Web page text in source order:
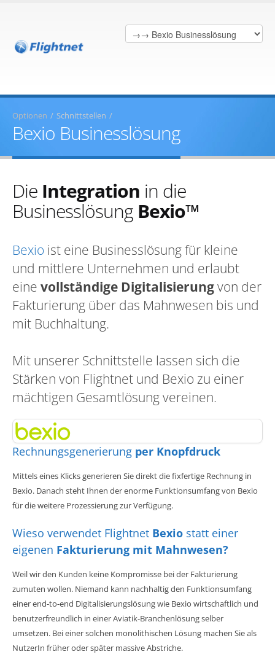
Optionen / Schnittstellen /
Bexio Businesslösung
Die Integration in die
Businesslösung Bexio™
Bexio ist eine Businesslösung für kleine
und mittlere Unternehmen und erlaubt
eine vollständige Digitalisierungvon der
Fakturierung über das Mahnwesen bis und
mit Buchhaltung.
Mit unserer Schnittstelle lassen sich die
Stärken von Flightnet und Bexio zu einer
mächtigen Gesamtlösung vereinen.
Rechnungsgenerierung per Knopfdruck
Mittels eines Klicks generieren Sie direkt die fixfertige Rechnung in
Bexio. Danach steht Ihnen der enorme Funktionsumfang von Bexio
für die weitere Prozessierung zur Verfügung.
Wieso verwendet Flightnet Bexio statt einer
eigenen Fakturierung mit Mahnwesen?
Weil wir den Kunden keine Kompromisse bei der Fakturierung
zumuten wollen. Niemand kann nachhaltig den Funktionsumfang
einer end-to-end Digitalisierungslösung wie Bexio wirtschaftlich und
benutzerfreundlich in einer Aviatik-Branchenlösung selber
umsetzen. Bei einer solchen monolithischen Lösung machen Sie als
NutzerIn früher oder später massive Abstriche.